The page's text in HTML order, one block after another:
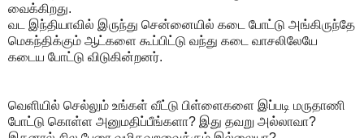
வைக்கிறது.
வட இந்தியாவில் இருந்து சென்னையில் கடை போட்டு அங்கிருந்தே
மெகந்திக்கும் ஆட்களை கூப்பிட்டு வந்து கடை வாசலிலேயே
கடைய போட்டு விடுகின்றனர்.
வெளியில் செல்லும் உங்கள் வீட்டு பிள்ளைகளை இப்படி மருதாணி
போட்டு கொள்ள அனுமதிப்பீங்களா? இது தவறு அல்லாவா?